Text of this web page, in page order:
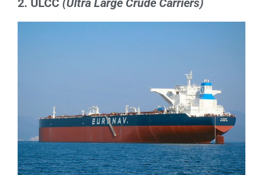
2. ULCC (Ultra Large Crude Carriers)